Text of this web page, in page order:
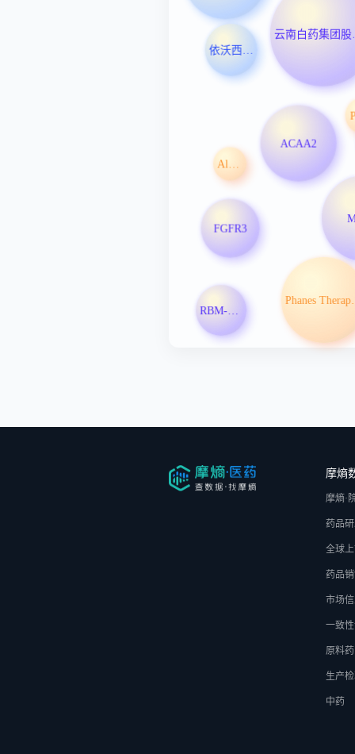
ACAA2
FGFR3
云南
依沃西单抗
摩熵
摩熵·
药品
全球
药品
市场
一致
原料药
生产
中药